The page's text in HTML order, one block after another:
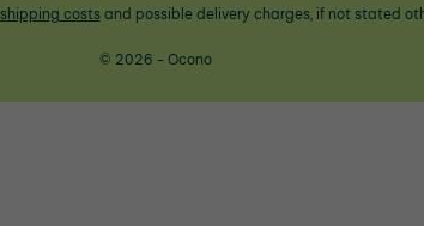
shipping costsand possible delivery charges, if not stated
© 2026 - Ocono